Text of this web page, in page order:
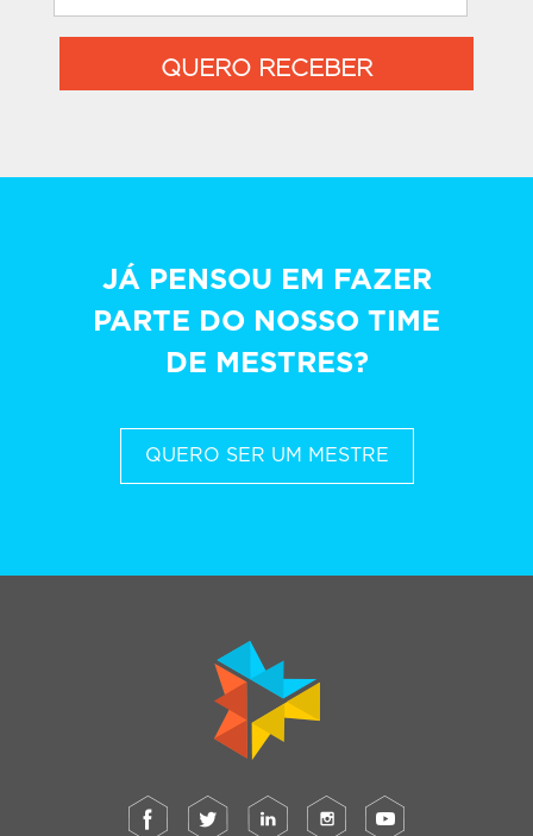
QUERO RECEBER
JÁ PENSOU EM FAZER
PARTE DO NOSSO TIME
DE MESTRES?
QUERO SER UM MESTRE